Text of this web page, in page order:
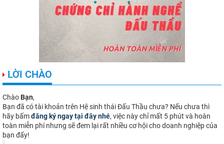
LỜI CHÀO
Chào Bạn,
Bạn đã có tài khoản trên Hệ sinh thái Đấu Thầu chưa? Nếu chưa thì
hãy bấmđăng ký ngay tại đây nhé, việc này chỉ mất 5 phút và hoàn
toàn miễn phí nhưng sẽ đem lại rất nhiều cơ hội cho doanh nghiệp của
bạn đấy!